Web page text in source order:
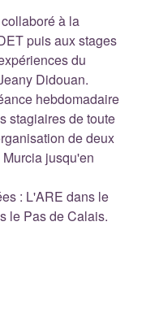
à la
puis aux stages
du
Didouan.
hebdomadaire
stagiaires de toute
de deux
jusqu'en
: L'ARE dans le
le Pas de Calais.